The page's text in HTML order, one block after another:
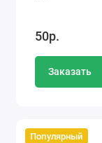
50р.
Заказать
Популярный